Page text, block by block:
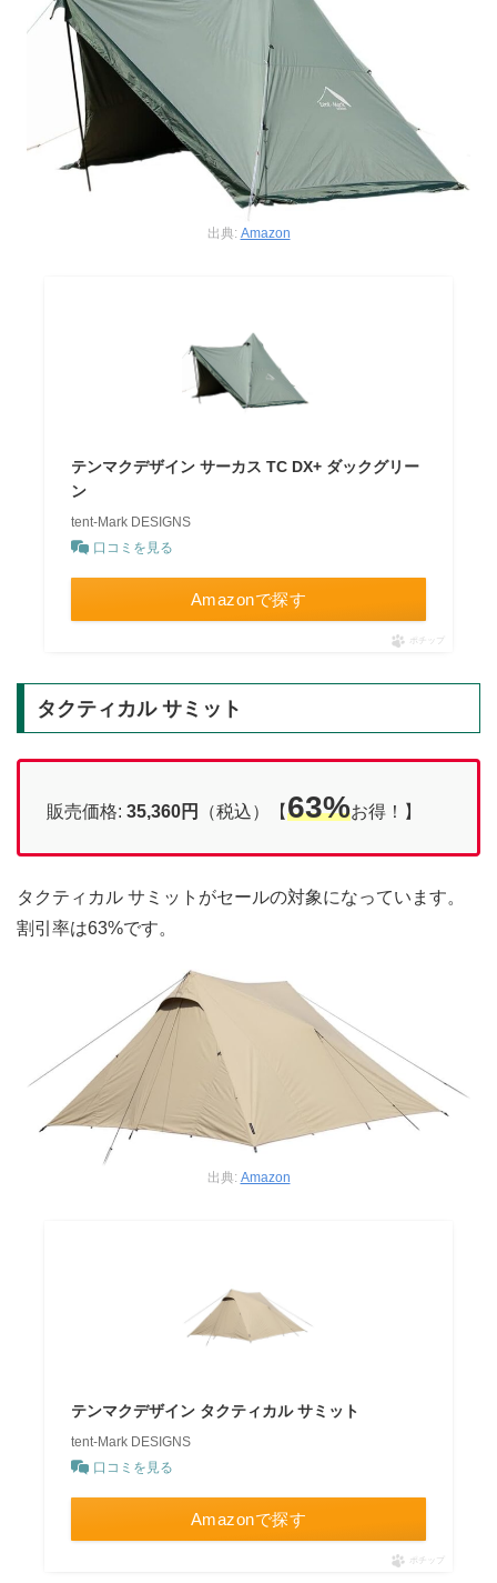
出典: Amazon
テンマクデザイン サーカス TC DX+ ダックグリー
ン
tent-Mark DESIGNS
口コミを見る
Amazonで探す
ポチップ
タクティカル サミット
販売価格: 35,360円 （税込）【63%お得！】
タクティカル サミットがセールの対象になっています。
割引率は63%です。
出典: Amazon
テンマクデザイン タクティカル サミット
tent-Mark DESIGNS
口コミを見る
Amazonで探す
ポチップ